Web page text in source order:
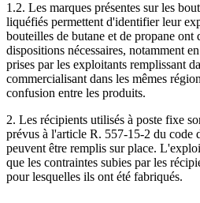
1.2. Les marques présentes sur les
liquéfiés permettent d'identifier leur
bouteilles de butane et de propane ont
dispositions nécessaires, notamment
prises par les exploitants remplissant
commercialisant dans les mêmes
confusion entre les produits.
2. Les récipients utilisés à poste fixe
prévus à l'article R. 557-15-2 du code
peuvent être remplis sur place.
que les contraintes subies par les
pour lesquelles ils ont été fabriqués.